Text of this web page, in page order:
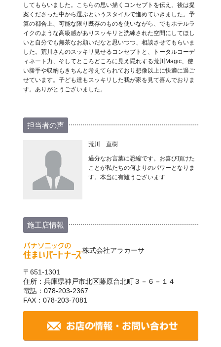
してもらいました。こちらの思い描くコンセプトを伝え、後は提
案くださった中から選ぶというスタイルで進めていきました。予
算の都合上、可能な限り既存のものを使いながら、でもホテルラ
イクのような高級感がありスッキリと洗練された空間にしてほし
いと自分でも無茶なお願いだなと思いつつ、相談させてもらいま
した。荒川さんのスッキリ見せるコンセプトと、トータルコーデ
ィネート力、そしてところどころに見え隠れする荒川Magic、使
い勝手や収納もきちんと考えてられており想像以上に快適に過ご
せています。子ども達もスッキリした我が家を見て喜んでおりま
す。ありがとうございました。
担当者の声
荒川 直樹
過分なお言葉に恐縮です。お喜び頂けた
ことが私たちの何よりのパワーとなりま
す。本当に有難うございます
施工店情報
株式会社アラカーサ
〒651-1301
住所：兵庫県神戸市北区藤原台北町３－６－１４
電話：078-203-2367
FAX：078-203-7081